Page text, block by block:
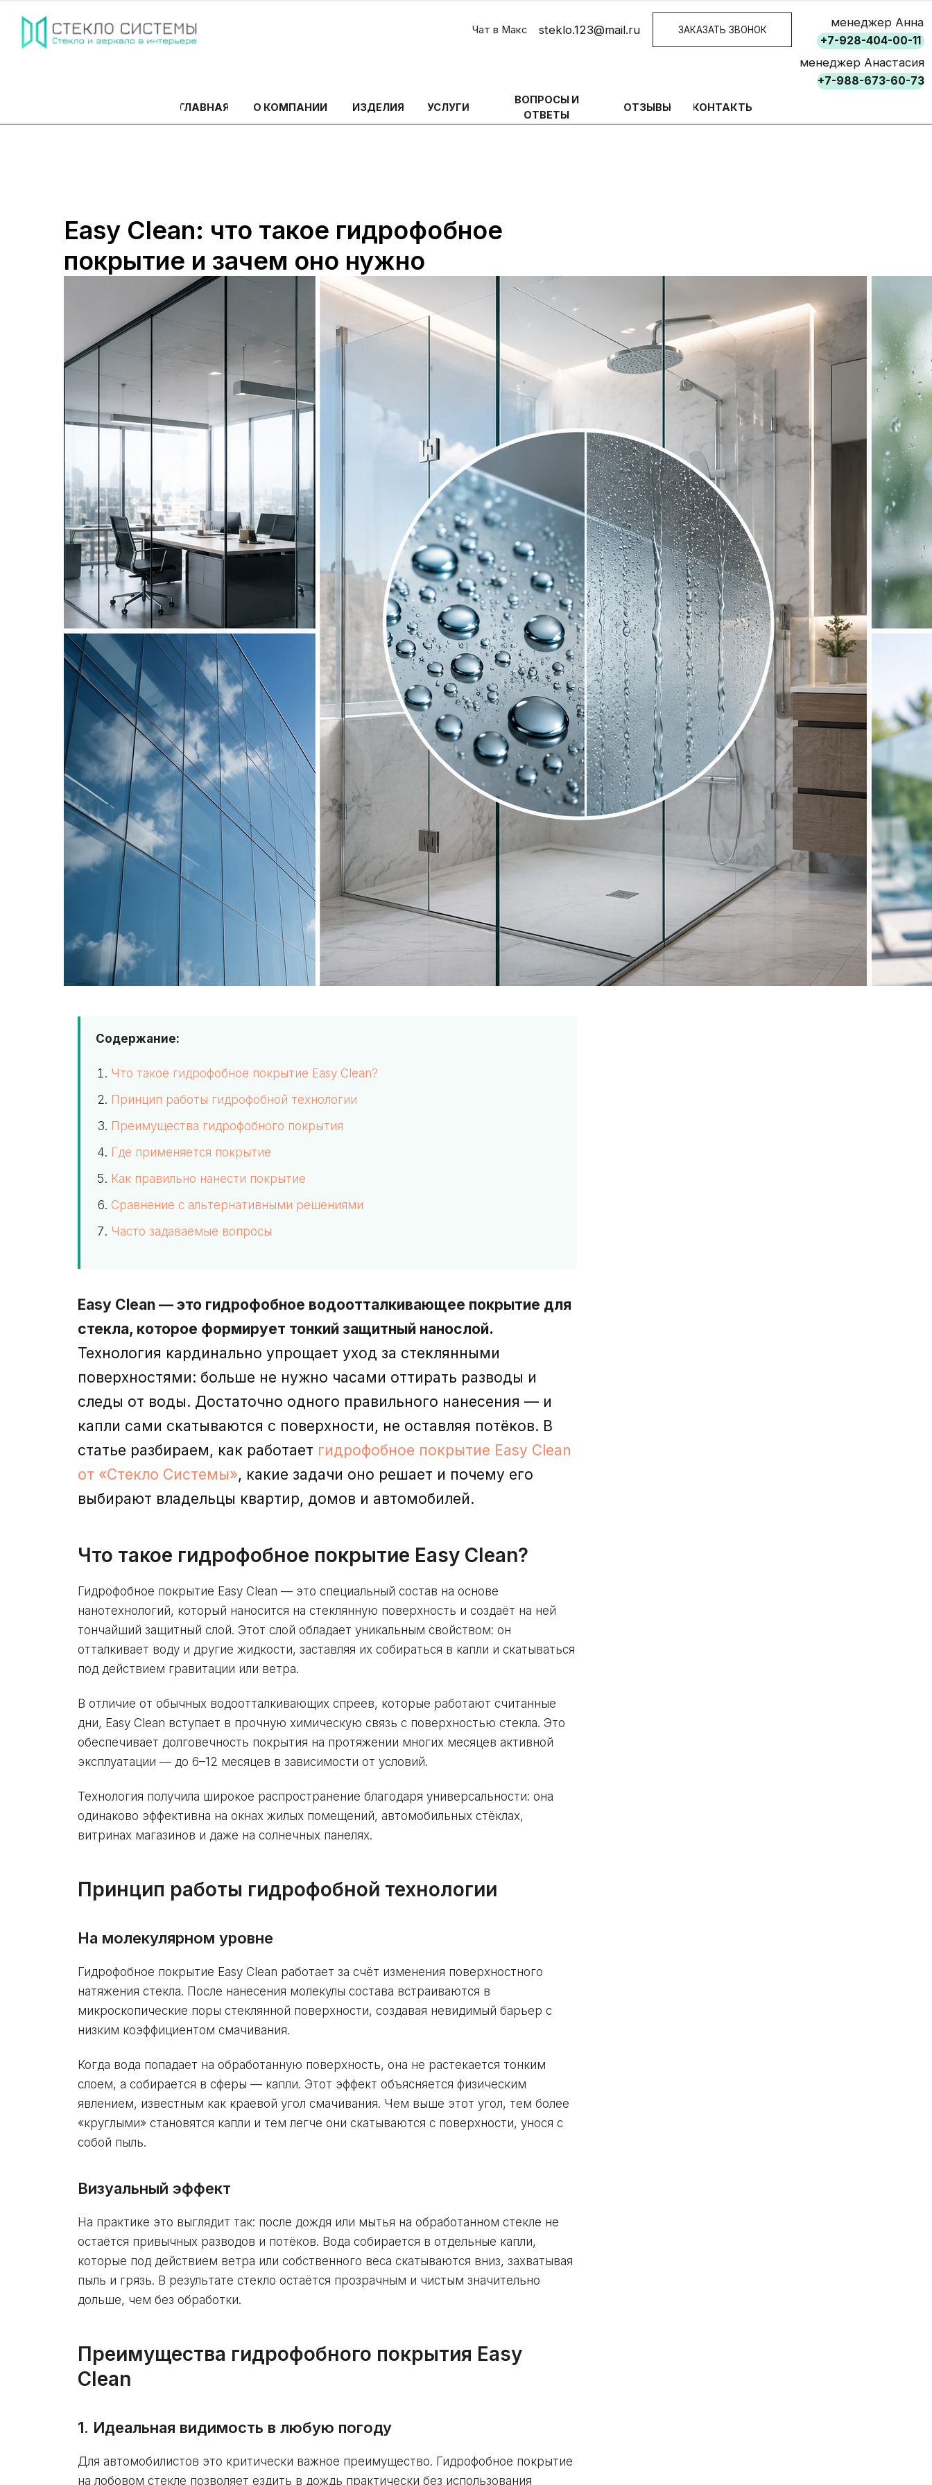
ЗАКАЗАТЬ ЗВОНОК
+7-988-673-60-73
+7-928-404-00-11
steklo.123@mail.ru
ОТВЕТЫ
ОТЗЫВЫ
Easy Clean: что такое гидрофобное
покрытие и зачем оно нужно
Содержание:
Что такое гидрофобное покрытие Easy Clean?
Принцип работы гидрофобной технологии
Преимущества гидрофобного покрытия
Где применяется покрытие
Как правильно нанести покрытие
Сравнение с альтернативными решениями
Часто задаваемые вопросы
Easy Clean — это гидрофобное водоотталкивающее покрытие для
стекла, которое формирует тонкий защитный нанослой.
Технология кардинально упрощает уход за стеклянными
поверхностями: больше не нужно часами оттирать разводы и
следы от воды. Достаточно одного правильного нанесения — и
капли сами скатываются с поверхности, не оставляя потёков. В
статье разбираем, как работает гидрофобное покрытие Easy Clean
от «Стекло Системы», какие задачи оно решает и почему его
выбирают владельцы квартир, домов и автомобилей.
Что такое гидрофобное покрытие Easy Clean?
Гидрофобное покрытие Easy Clean — это специальный состав на основе
нанотехнологий, который наносится на стеклянную поверхность и создаёт на ней
тончайший защитный слой. Этот слой обладает уникальным свойством: он
отталкивает воду и другие жидкости, заставляя их собираться в капли и скатываться
под действием гравитации или ветра.
В отличие от обычных водоотталкивающих спреев, которые работают считанные
дни, Easy Clean вступает в прочную химическую связь с поверхностью стекла. Это
обеспечивает долговечность покрытия на протяжении многих месяцев активной
эксплуатации — до 6–12 месяцев в зависимости от условий.
Технология получила широкое распространение благодаря универсальности: она
одинаково эффективна на окнах жилых помещений, автомобильных стёклах,
витринах магазинов и даже на солнечных панелях.
Принцип работы гидрофобной технологии
На молекулярном уровне
Гидрофобное покрытие Easy Clean работает за счёт изменения поверхностного
натяжения стекла. После нанесения молекулы состава встраиваются в
микроскопические поры стеклянной поверхности, создавая невидимый барьер с
низким коэффициентом смачивания.
Когда вода попадает на обработанную поверхность, она не растекается тонким
слоем, а собирается в сферы — капли. Этот эффект объясняется физическим
явлением, известным как краевой угол смачивания. Чем выше этот угол, тем более
«круглыми» становятся капли и тем легче они скатываются с поверхности, унося с
собой пыль.
Визуальный эффект
На практике это выглядит так: после дождя или мытья на обработанном стекле не
остаётся привычных разводов и потёков. Вода собирается в отдельные капли,
которые под действием ветра или собственного веса скатываются вниз, захватывая
пыль и грязь. В результате стекло остаётся прозрачным и чистым значительно
дольше, чем без обработки.
Преимущества гидрофобного покрытия Easy
Clean
1. Идеальная видимость в любую погоду
Для автомобилистов это критически важное преимущество. Гидрофобное покрытие
на лобовом стекле позволяет ездить в дождь практически без использования